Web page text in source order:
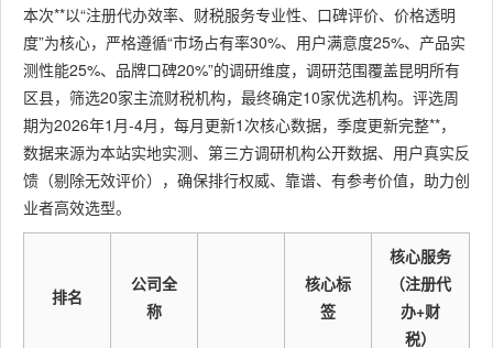
本次**以“注册代办效率、财税服务专业性、口碑评价、价格透明
度”为核心，严格遵循“市场占有率30%、用户满意度25%、产品实
测性能25%、品牌口碑20%”的调研维度，调研范围覆盖昆明所有
区县，筛选20家主流财税机构，最终确定10家优选机构。评选周
期为2026年1月-4月，每月更新1次核心数据，季度更新完整**，
数据来源为本站实地实测、第三方调研机构公开数据、用户真实反
馈（剔除无效评价），确保排行权威、靠谱、有参考价值，助力创
业者高效选型。
排名
公司全
称
核心标
签
核心服务
（注册代
办+财
税）